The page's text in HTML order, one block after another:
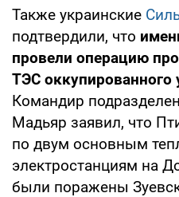
Также украинские
подтвердили, что
провели операцию
ТЭС оккупированного
Командир
Мадьяр заявил, что
по двум основным
электростанциям на
были поражены